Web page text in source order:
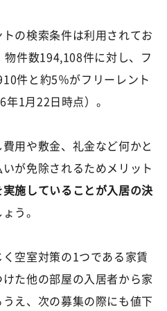
の検索条件は利用されてお
物件数194,108件に対し、フ
件と約5％がフリーレント
1月22日時点）。
用や敷金、礼金など何かと
が免除されるためメリット
実施していることが入居の決
う。
空室対策の1つである家賃
た他の部屋の入居者から家
え、次の募集の際にも値下